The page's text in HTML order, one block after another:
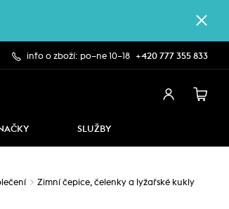
info o zboží: po–ne 10–18 +420 777 355 833
SLUŽBY
Zimní čepice, čelenky a lyžařské kukly